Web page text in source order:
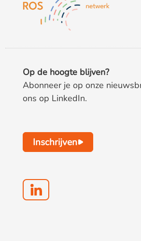
Op de hoogte blijven?
Abonneer je op onze
ons op LinkedIn.
Inschrijven